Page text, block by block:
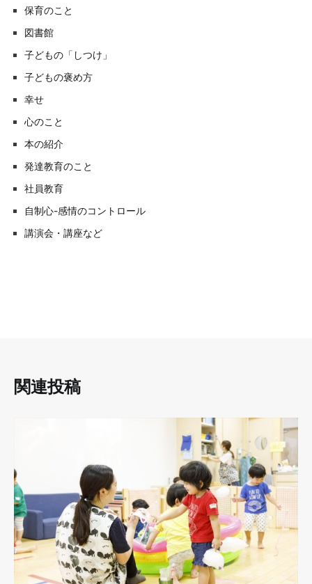
保育のこと
図書館
子どもの「しつけ」
子どもの褒め方
幸せ
心のこと
本の紹介
発達教育のこと
社員教育
自制心-感情のコントロール
講演会・講座など
関連投稿